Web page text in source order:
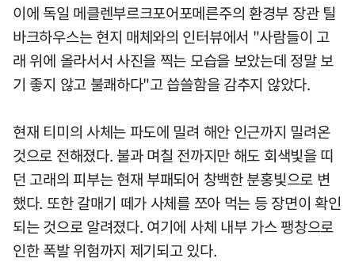
이에 독일 메클렌부르크포어포메른주의 환경부 장관 틸
바크하우스는 현지 매체와의 인터뷰에서 "사람들이 고
래 위에 올라서서 사진을 찍는 모습을 보았는데 정말 보
기 좋지 않고 불쾌하다"고 씁쓸함을 감추지 않았다.
현재 티미의 사체는 파도에 밀려 해안 인근까지 밀려온
것으로 전해졌다. 불과 며칠 전까지만 해도 회색빛을 띠
던 고래의 피부는 현재 부패되어 창백한 분홍빛으로 변
했다. 또한 갈매기 떼가 사체를 쪼아 먹는 등 장면이 확인
되는 것으로 알려졌다. 여기에 사체 내부 가스 팽창으로
인한 폭발 위험까지 제기되고 있다.